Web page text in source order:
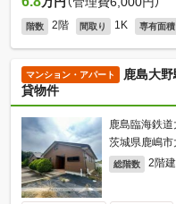
階数 2階 間取り 1K 専有面積
マンション・アパート
鹿島大
貸物件
鹿島臨海鉄
茨城県鹿嶋市
総階数 2階建